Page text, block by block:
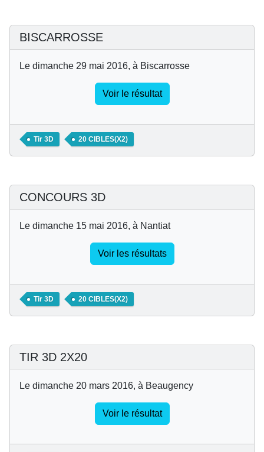
BISCARROSSE
Le dimanche 29 mai 2016, à Biscarrosse
Voir le résultat
Tir 3D 20 CIBLES(X2)
CONCOURS 3D
Le dimanche 15 mai 2016, à Nantiat
Voir les résultats
Tir 3D 20 CIBLES(X2)
TIR 3D 2X20
Le dimanche 20 mars 2016, à Beaugency
Voir le résultat